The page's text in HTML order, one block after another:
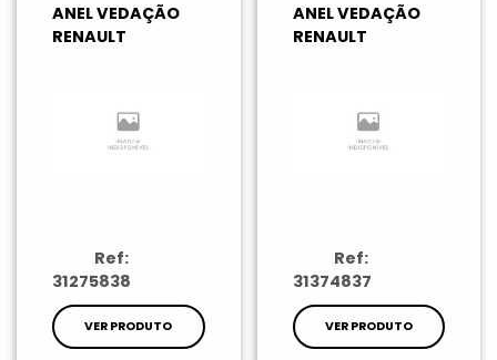
ANEL VEDAÇÃO
RENAULT
Ref:
31275838
VER PRODUTO
ANEL VEDAÇÃO
RENAULT
Ref:
31374837
VER PRODUTO